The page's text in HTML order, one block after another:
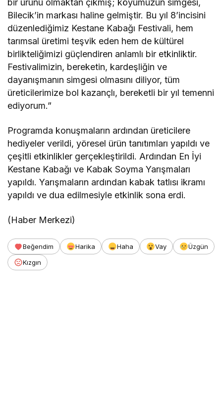
bir ürünü olmaktan çıkmış; köyümüzün simgesi,
Bilecik’in markası haline gelmiştir. Bu yıl 8’incisini
düzenlediğimiz Kestane Kabağı Festivali, hem
tarımsal üretimi teşvik eden hem de kültürel
birlikteliğimizi güçlendiren anlamlı bir etkinliktir.
Festivalimizin, bereketin, kardeşliğin ve
dayanışmanın simgesi olmasını diliyor, tüm
üreticilerimize bol kazançlı, bereketli bir yıl temenni
ediyorum.”
Programda konuşmaların ardından üreticilere
hediyeler verildi, yöresel ürün tanıtımları yapıldı ve
çeşitli etkinlikler gerçekleştirildi. Ardından En İyi
Kestane Kabağı ve Kabak Soyma Yarışmaları
yapıldı. Yarışmaların ardından kabak tatlısı ikramı
yapıldı ve dua edilmesiyle etkinlik sona erdi.
(Haber Merkezi)
Beğendim Harika Haha Vay
Üzgün
Kızgın